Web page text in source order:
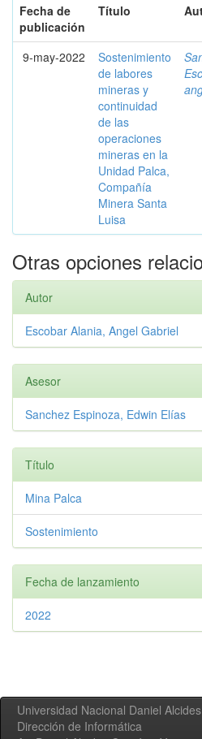
Fecha de
publicación
Título
9-may-2022
Sostenimiento
de labores
mineras y
continuidad
de las
operaciones
mineras en la
Unidad Palca,
Compañía
Minera Santa
Luisa
Otras opciones
Autor
Escobar Alania, Angel Gabriel
Asesor
Sanchez Espinoza, Edwin Elías
Título
Mina Palca
Sostenimiento
Fecha de lanzamiento
2022
Universidad Nacional Daniel
Dirección de Informática